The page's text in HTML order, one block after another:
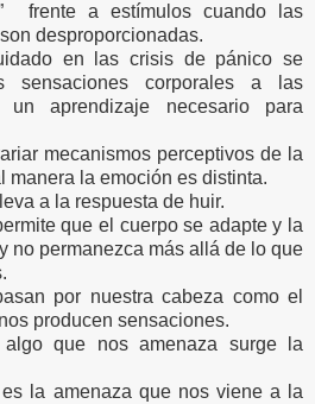
frente a estímulos cuando las
desproporcionadas.
en las crisis de pánico se
sensaciones corporales a las
un aprendizaje necesario para
mecanismos perceptivos de la
manera la emoción es distinta.
a la respuesta de huir.
que el cuerpo se adapte y la
no permanezca más allá de lo que
por nuestra cabeza como el
producen sensaciones.
que nos amenaza surge la
la amenaza que nos viene a la